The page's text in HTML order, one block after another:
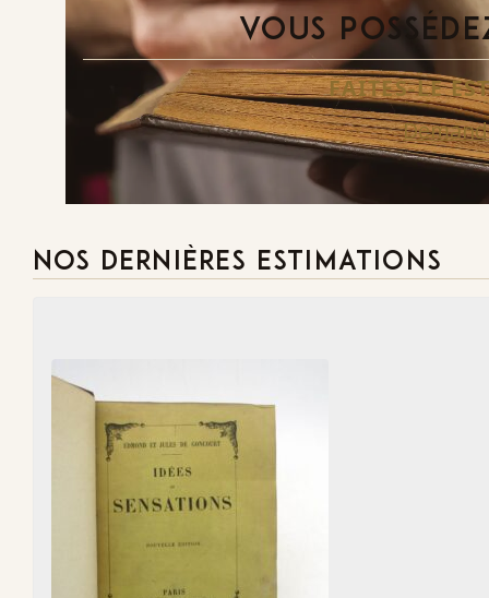
VOUS
FAITES-LE
NOS DERNIÈRES ESTIMATIONS